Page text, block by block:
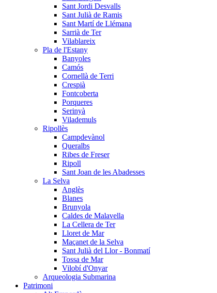
Sant Jordi Desvalls
Sant Julià de Ramis
Sant Martí de Llémana
Sarrià de Ter
Vilablareix
Pla de l'Estany
Banyoles
Camós
Cornellà de Terri
Crespià
Fontcoberta
Porqueres
Serinyà
Vilademuls
Ripollès
Campdevànol
Queralbs
Ribes de Freser
Ripoll
Sant Joan de les Abadesses
La Selva
Anglès
Blanes
Brunyola
Caldes de Malavella
La Cellera de Ter
Lloret de Mar
Maçanet de la Selva
Sant Julià del Llor - Bonmatí
Tossa de Mar
Vilobí d'Onyar
Arqueologia Submarina
Patrimoni